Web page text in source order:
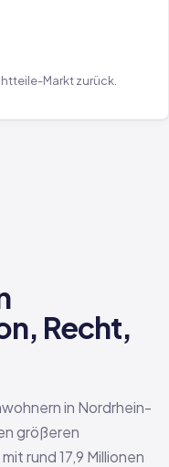
Markt zurück.
Recht,
in Nordrhein-
größeren
rund 17,9 Millionen